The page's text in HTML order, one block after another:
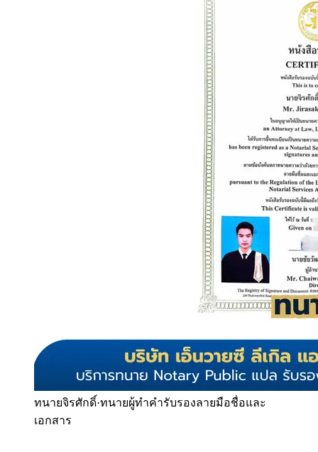
ทนายจิรศักดิ์·ทนายผู้ทำคำรับรองลายมือชื่อและ
เอกสาร